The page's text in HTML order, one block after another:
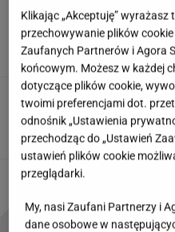
śmierci:
SUBSKRYPCJA
zatrzymała
Autorzy:
PROBLEMY POLSKICH SIATKARZY
Klikając „Akceptuję”
przechowywanie plików
Zaufanych Partnerów i Agora
końcowym. Możesz w każdej
dotyczące plików cookie,
twoimi preferencjami dot.
odnośnik „Ustawienia
przechodząc do „Ustawień
ustawień plików cookie
przeglądarki.
My, nasi Zaufani Partnerzy i
dane osobowe w